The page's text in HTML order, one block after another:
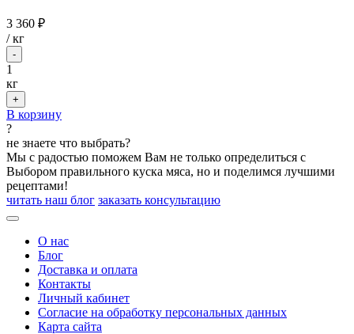
3 360 ₽
/кг
-
1
кг
+
В корзину
?
не знаете что выбрать?
Мы с радостью поможем Вам не только определиться с
Выбором правильного куска мяса, но и поделимся лучшими
рецептами!
читать наш блог заказать консультацию
О нас
Блог
Доставка и оплата
Контакты
Личный кабинет
Согласие на обработку персональных данных
Карта сайта